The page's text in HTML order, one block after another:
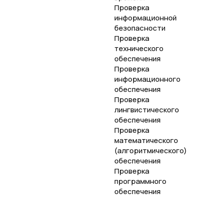
Проверка
информационной
безопасности
Проверка
технического
обеспечения
Проверка
информационного
обеспечения
Проверка
лингвистического
обеспечения
Проверка
математического
(алгоритмического)
обеспечения
Проверка
программного
обеспечения